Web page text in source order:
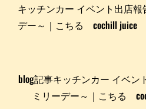
キッチンカー イベント出店
デー～｜こちる cochill juice
blog記事キッチンカー イベン
ミリーデー～｜こちる